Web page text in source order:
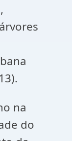
na
do